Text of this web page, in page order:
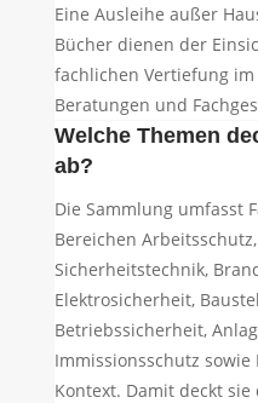
Eine Ausleihe außer
Bücher dienen der
fachlichen Vertiefung
Beratungen und
Welche Themen
ab?
Die Sammlung umfasst
Bereichen
Sicherheitstechnik,
Elektrosicherheit,
Betriebssicherheit,
Immissionsschutz sowie
Kontext. Damit deckt